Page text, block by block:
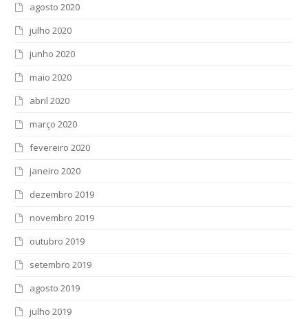
agosto 2020
julho 2020
junho 2020
maio 2020
abril 2020
março 2020
fevereiro 2020
janeiro 2020
dezembro 2019
novembro 2019
outubro 2019
setembro 2019
agosto 2019
julho 2019